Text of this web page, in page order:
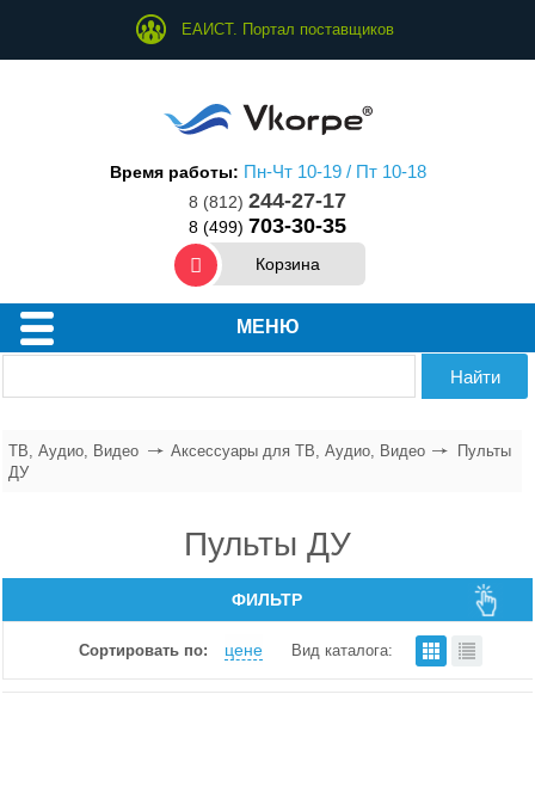
ЕАИСТ. Портал поставщиков
Время работы: Пн-Чт 10-19 / Пт 10-18
8 (812) 244-27-17
8 (499) 703-30-35
Корзина
МЕНЮ
ТВ, Аудио, Видео Аксессуары для ТВ, Аудио, Видео
Пульты
ДУ
Пульты ДУ
ФИЛЬТР
Сортировать по: цене Вид каталога: